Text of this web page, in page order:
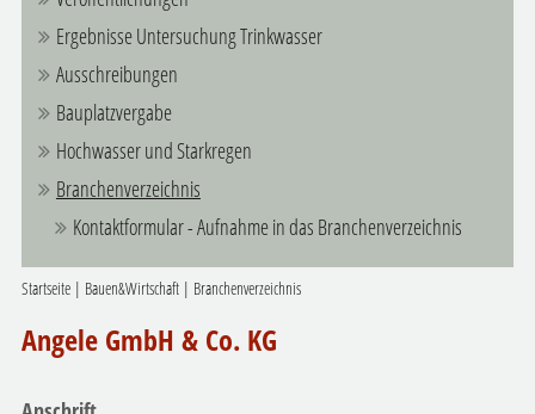
Ergebnisse Untersuchung Trinkwasser
Ausschreibungen
Bauplatzvergabe
Hochwasser und Starkregen
Branchenverzeichnis
Kontaktformular - Aufnahme in das Branchenverzeichnis
Startseite| Bauen&Wirtschaft| Branchenverzeichnis
Angele GmbH & Co. KG